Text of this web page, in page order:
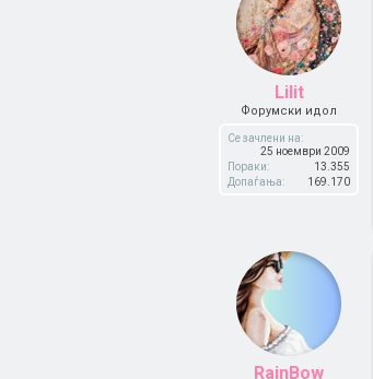
Lilit
Форумски идол
Се зачлени на:
25 ноември 2009
Пораки:
13.355
Допаѓања:
169.170
RainBow